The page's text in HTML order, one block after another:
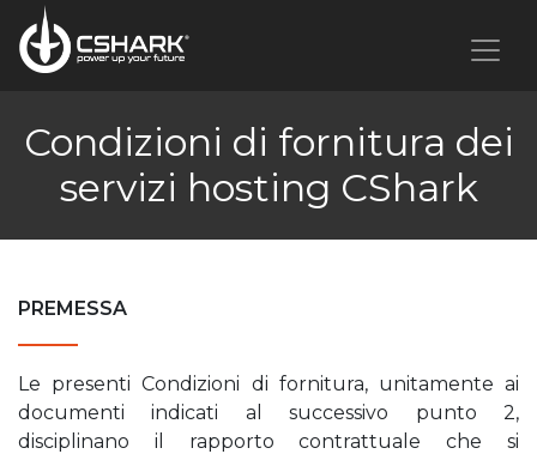
Condizioni di fornitura dei
servizi hosting CShark
PREMESSA
Le presenti Condizioni di fornitura, unitamente ai
documenti indicati al successivo punto 2,
disciplinano il rapporto contrattuale che si